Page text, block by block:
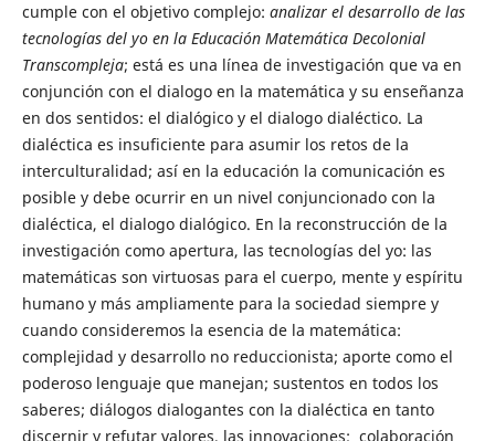
cumple con el objetivo complejo: analizar el desarrollo de las
tecnologías del yo en la Educación Matemática Decolonial
Transcompleja; está es una línea de investigación que va en
conjunción con el dialogo en la matemática y su enseñanza
en dos sentidos: el dialógico y el dialogo dialéctico. La
dialéctica es insuficiente para asumir los retos de la
interculturalidad; así en la educación la comunicación es
posible y debe ocurrir en un nivel conjuncionado con la
dialéctica, el dialogo dialógico. En la reconstrucción de la
investigación como apertura, las tecnologías del yo: las
matemáticas son virtuosas para el cuerpo, mente y espíritu
humano y más ampliamente para la sociedad siempre y
cuando consideremos la esencia de la matemática:
complejidad y desarrollo no reduccionista; aporte como el
poderoso lenguaje que manejan; sustentos en todos los
saberes; diálogos dialogantes con la dialéctica en tanto
discernir y refutar valores, las innovaciones; colaboración